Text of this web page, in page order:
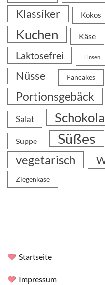
Klassiker Kokos
Kuchen Käse
Laktosefrei Linsen
Nüsse Pancakes
Portionsgebäck
Salat
Suppe Süßes
vegetarisch
Ziegenkäse
Startseite
Impressum